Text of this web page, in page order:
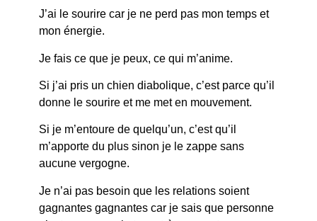
J’ai le sourire car je ne perd pas mon temps et
mon énergie.
Je fais ce que je peux, ce qui m’anime.
Si j’ai pris un chien diabolique, c’est parce qu’il
donne le sourire et me met en mouvement.
Si je m’entoure de quelqu’un, c’est qu’il
m’apporte du plus sinon je le zappe sans
aucune vergogne.
Je n’ai pas besoin que les relations soient
gagnantes gagnantes car je sais que personne